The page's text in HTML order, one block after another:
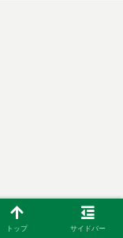
トップ サイドバー